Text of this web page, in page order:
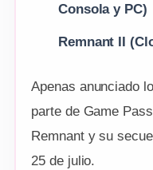
Consola y PC)
Remnant II
Apenas anunciado
parte de Game
Remnant y su
25 de julio.